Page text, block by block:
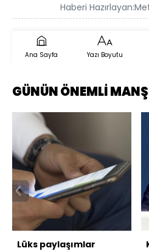
Haberi Hazırlayan:
Ana Sayfa Yazı Boyutu
GÜNÜN ÖNEMLİ
Lüks paylaşımlar